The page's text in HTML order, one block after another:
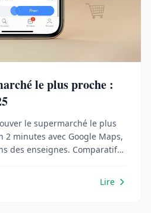
le plus proche :
le supermarché le plus
2 minutes avec Google Maps,
des enseignes. Comparatif
Lire